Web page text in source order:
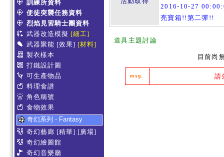
訓練所資料
使徒突襲任務資料
烈焰見習騎士團資料
武器改造模擬 [細工]
武器聚能 [效果] [材料]
製衣樣本
打鐵設計圖
可生產物品
料理食譜
角色稱號
食物效果
奇幻系列 - Fantasy
奇幻藝廊 [精華] [廣場]
奇幻繪圖館
奇幻音樂廳
2016-10-27
亮寶箱!!第二彈!!
道具主題討論
目前尚
msg. 請